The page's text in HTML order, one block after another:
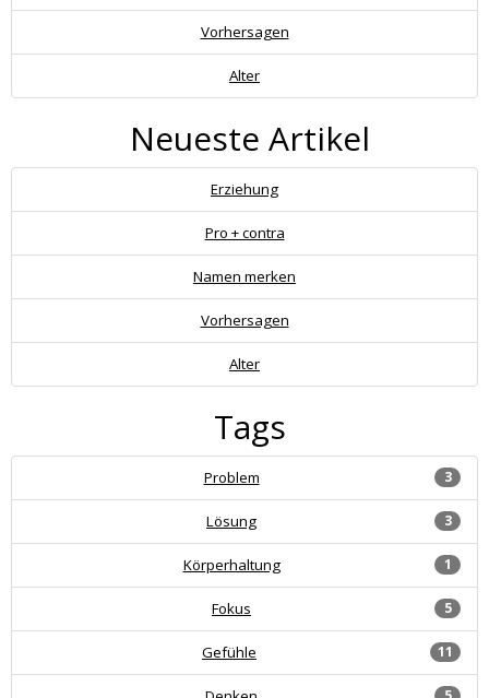
Vorhersagen
Alter
Neueste Artikel
Erziehung
Pro + contra
Namen merken
Vorhersagen
Alter
Tags
3
Problem
3
Lösung
1
Körperhaltung
5
Fokus
11
Gefühle